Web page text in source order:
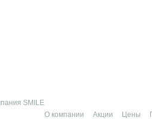
SMILE
О компании
Акции Цены